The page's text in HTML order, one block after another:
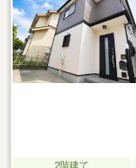
求』のみでも大歓迎
問い合わせください♪
2階建て